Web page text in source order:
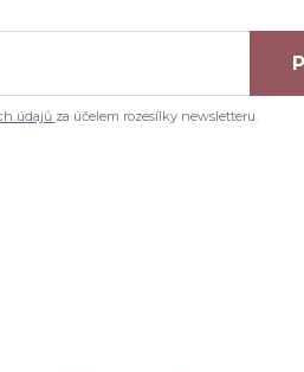
údajů za účelem rozesílky newsletteru.